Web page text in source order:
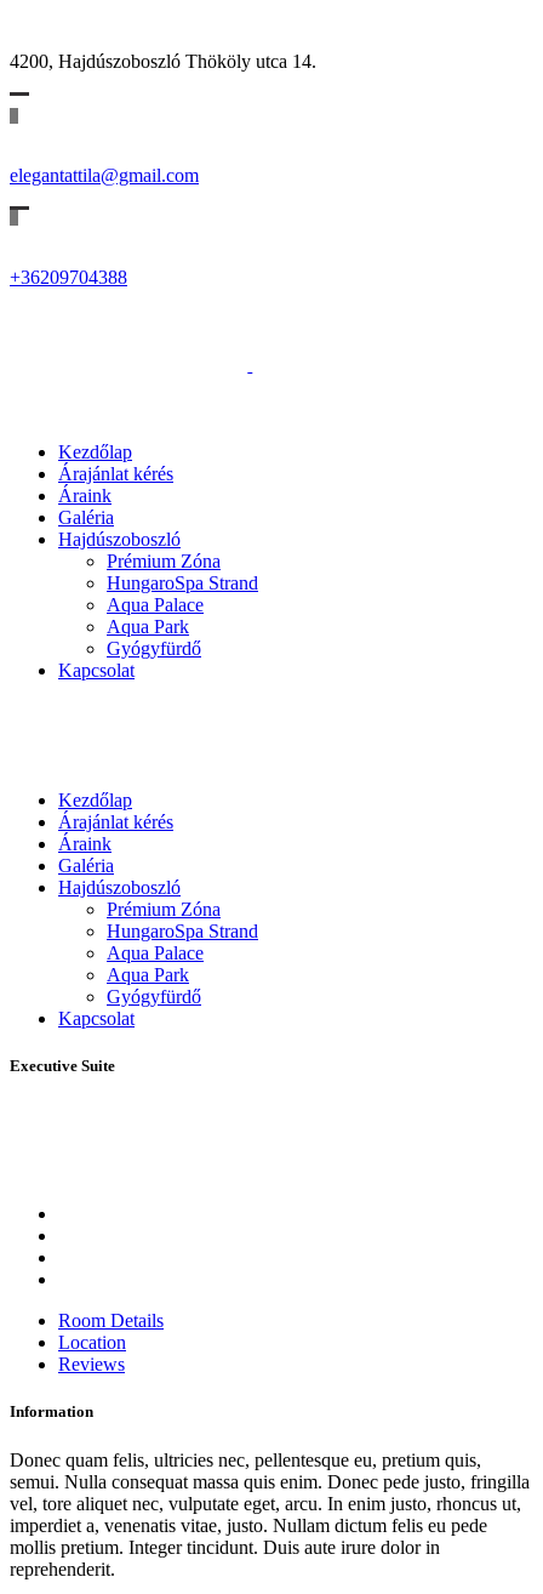
4200, Hajdúszoboszló Thököly utca 14.
elegantattila@gmail.com
+36209704388
Kezdőlap
Árajánlat kérés
Áraink
Galéria
Hajdúszoboszló
Prémium Zóna
HungaroSpa Strand
Aqua Palace
Aqua Park
Gyógyfürdő
Kapcsolat
Kezdőlap
Árajánlat kérés
Áraink
Galéria
Hajdúszoboszló
Prémium Zóna
HungaroSpa Strand
Aqua Palace
Aqua Park
Gyógyfürdő
Kapcsolat
Executive Suite
Room Details
Location
Reviews
Information
Donec quam felis, ultricies nec, pellentesque eu, pretium quis,
semui. Nulla consequat massa quis enim. Donec pede justo, fringilla
vel, tore aliquet nec, vulputate eget, arcu. In enim justo, rhoncus ut,
imperdiet a, venenatis vitae, justo. Nullam dictum felis eu pede
mollis pretium. Integer tincidunt. Duis aute irure dolor in
reprehenderit.